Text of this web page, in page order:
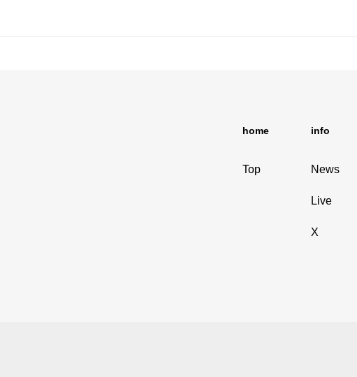
home
Top
info
News
Live
X